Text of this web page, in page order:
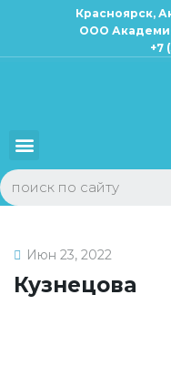
Красноярск,
ООО
+7
Июн 23, 2022
Кузнецова